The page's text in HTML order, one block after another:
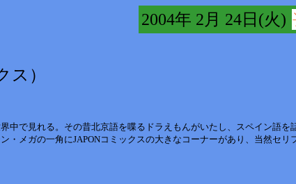
2004年 2月 24日(火)
ス）
中で見れる。その昔北京語を喋るドラえもんがいたし、スペイン語
メガの一角にJAPONコミックスの大きなコーナーがあり、当然セリ